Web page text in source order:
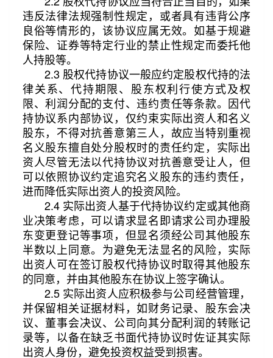
违反法律法规强制性规定，或者具有违背公序
良俗等情形的，该协议应属无效。如基于规避
保险、证券等特定行业的禁止性规定而委托他
人持股等。
2.3 股权代持协议一般应约定股权代持的法
律关系、代持期限、股东权利行使方式及权
限、利润分配的支付、违约责任等条款。因代
持协议系内部协议，仅约束实际出资人和名义
股东，不得对抗善意第三人，故应当特别重视
名义股东擅自处分股权时的责任约定，实际出
资人尽管无法以代持协议对抗善意受让人，但
可以依照协议约定追究名义股东的违约责任，
进而降低实际出资人的投资风险。
2.4 实际出资人基于代持协议约定或其他商
业决策考虑，可以请求显名即请求公司办理股
东变更登记等事项，但显名须经公司其他股东
半数以上同意。为避免无法显名的风险，实际
出资人可在签订股权代持协议时取得其他股东
的同意，并由其他股东在协议上签字确认。
2.5 实际出资人应积极参与公司经营管理，
并保留相关证据材料，如财务记录、股东会决
议、董事会决议、公司向其分配利润的转账记
录等，以备在缺乏书面代持协议时佐证其实际
出资人身份，避免投资权益受到损害。